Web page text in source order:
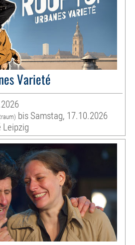
Varieté
bis Samstag, 17.10.2026
Leipzig